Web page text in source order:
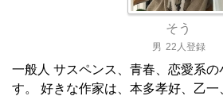
そう
男 22人登録
一般人 サスペンス、青春、恋愛系
す。 好きな作家は、本多孝好、乙